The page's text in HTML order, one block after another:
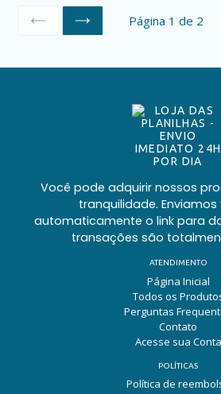
ANTERIORSEGUINTE
Página 1 de 2
Você pode adquirir nossos
tranquilidade.
automaticamente o link para
transações são
ATENDIMENTO
Página Inicial
Todos os
Perguntas
Contato
Acesse sua Conta
POLÍTICAS
Política de